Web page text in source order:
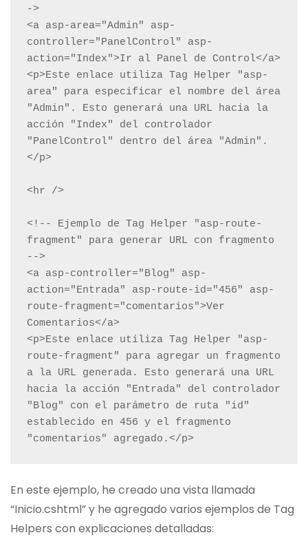
->
<a asp-area="Admin" asp-
controller="PanelControl" asp-
action="Index">Ir al Panel de Control</a>
<p>Este enlace utiliza Tag Helper "asp-
area" para especificar el nombre del área
"Admin". Esto generará una URL hacia la
acción "Index" del controlador
"PanelControl" dentro del área "Admin".
</p>
<hr />
<!-- Ejemplo de Tag Helper "asp-route-
fragment" para generar URL con fragmento
-->
<a asp-controller="Blog" asp-
action="Entrada" asp-route-id="456" asp-
route-fragment="comentarios">Ver
Comentarios</a>
<p>Este enlace utiliza Tag Helper "asp-
route-fragment" para agregar un fragmento
a la URL generada. Esto generará una URL
hacia la acción "Entrada" del controlador
"Blog" con el parámetro de ruta "id"
establecido en 456 y el fragmento
En este ejemplo, he creado una vista llamada
“Inicio.cshtml” y he agregado varios ejemplos de Tag
Helpers con explicaciones detalladas: